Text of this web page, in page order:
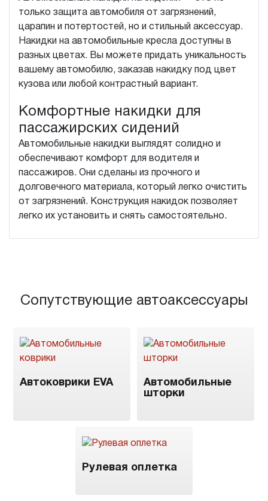
только защита автомобиля от загрязнений,
царапин и потертостей, но и стильный аксессуар.
Накидки на автомобильные кресла доступны в
разных цветах. Вы можете придать уникальность
вашему автомобилю, заказав накидку под цвет
кузова или любой контрастный вариант.
Комфортные накидки для
пассажирских сидений
Автомобильные накидки выглядят солидно и
обеспечивают комфорт для водителя и
пассажиров. Они сделаны из прочного и
долговечного материала, который легко очистить
от загрязнений. Конструкция накидок позволяет
легко их установить и снять самостоятельно.
Сопутствующие автоаксессуары
Автоковрики EVA
Автомобильные
шторки
Рулевая оплетка